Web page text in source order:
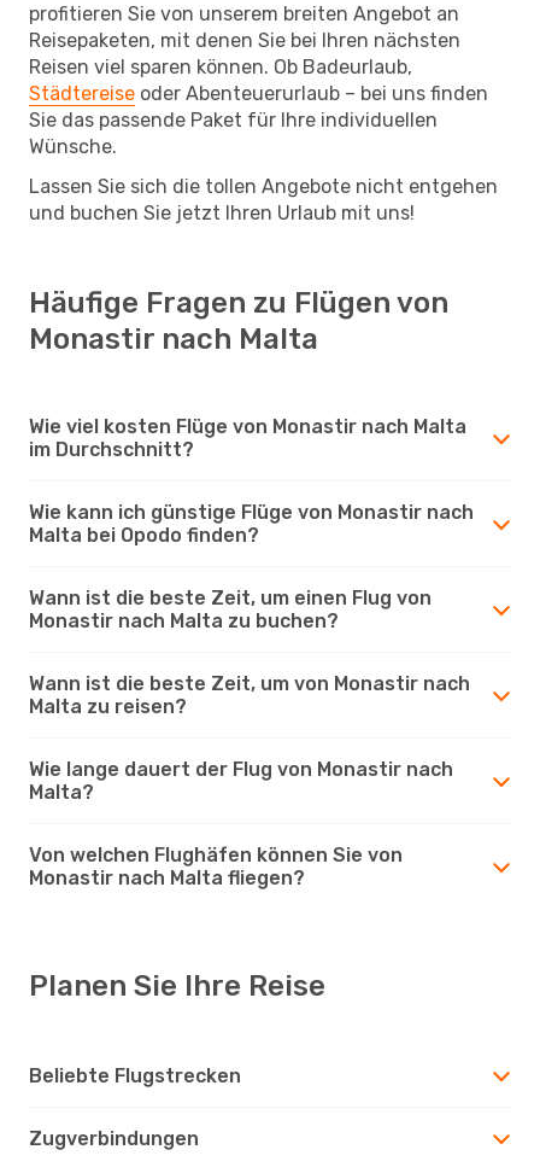
profitieren Sie von unserem breiten Angebot an
Reisepaketen, mit denen Sie bei Ihren nächsten
Reisen viel sparen können. Ob Badeurlaub,
Städtereise oder Abenteuerurlaub – bei uns finden
Sie das passende Paket für Ihre individuellen
Wünsche.
Lassen Sie sich die tollen Angebote nicht entgehen
und buchen Sie jetzt Ihren Urlaub mit uns!
Häufige Fragen zu Flügen von
Monastir nach Malta
Wie viel kosten Flüge von Monastir nach Malta
im Durchschnitt?
Wie kann ich günstige Flüge von Monastir nach
Malta bei Opodo finden?
Wann ist die beste Zeit, um einen Flug von
Monastir nach Malta zu buchen?
Wann ist die beste Zeit, um von Monastir nach
Malta zu reisen?
Wie lange dauert der Flug von Monastir nach
Malta?
Von welchen Flughäfen können Sie von
Monastir nach Malta fliegen?
Planen Sie Ihre Reise
Beliebte Flugstrecken
Zugverbindungen